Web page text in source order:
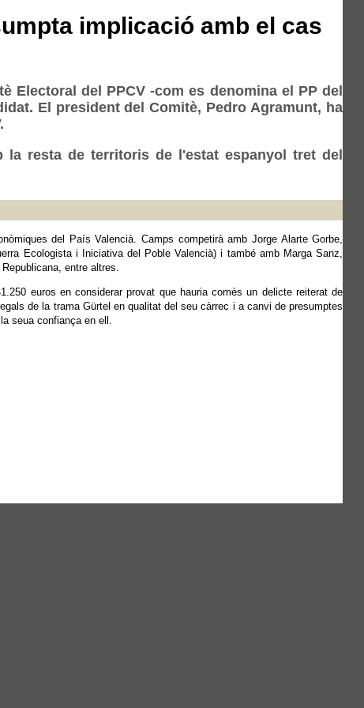
implicació amb el cas
Electoral del PPCV -com es denomina el PP del
El president del Comitè, Pedro Agramunt, ha
la resta de territoris de l'estat espanyol tret del
del País Valencià. Camps competirà amb Jorge Alarte Gorbe,
Ecologista i Iniciativa del Poble Valencià) i també amb Marga Sanz,
entre altres.
euros en considerar provat que hauria comès un delicte reiterat de
de la trama Gürtel en qualitat del seu càrrec i a canvi de presumptes
seua confiança en ell.